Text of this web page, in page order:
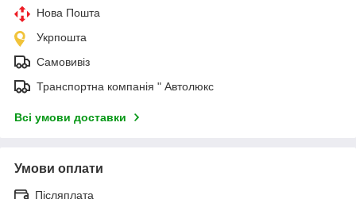
Нова Пошта
Укрпошта
Самовивіз
Транспортна компанія " Автолюкс
Всі умови доставки
Умови оплати
Післяплата